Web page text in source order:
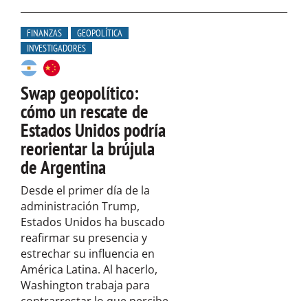
FINANZAS
GEOPOLÍTICA
INVESTIGADORES
Swap geopolítico:
cómo un rescate de
Estados Unidos podría
reorientar la brújula
de Argentina
Desde el primer día de la
administración Trump,
Estados Unidos ha buscado
reafirmar su presencia y
estrechar su influencia en
América Latina. Al hacerlo,
Washington trabaja para